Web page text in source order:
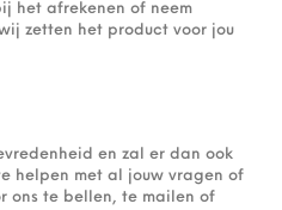
het afrekenen of neem
zetten het product voor jou
en zal er dan ook
helpen met al jouw vragen of
ons te bellen, te mailen of